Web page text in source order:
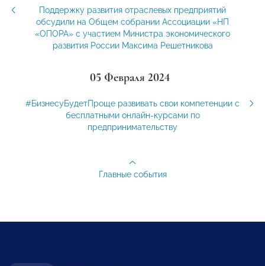
Поддержку развития отраслевых предприятий
обсудили на Общем собрании Ассоциации «НП
«ОПОРА» с участием Министра экономического
развития России Максима Решетникова
05 Февраля 2024
#БизнесуБудетПроще развивать свои компетенции с
бесплатными онлайн-курсами по
предпринимательству
Главные события